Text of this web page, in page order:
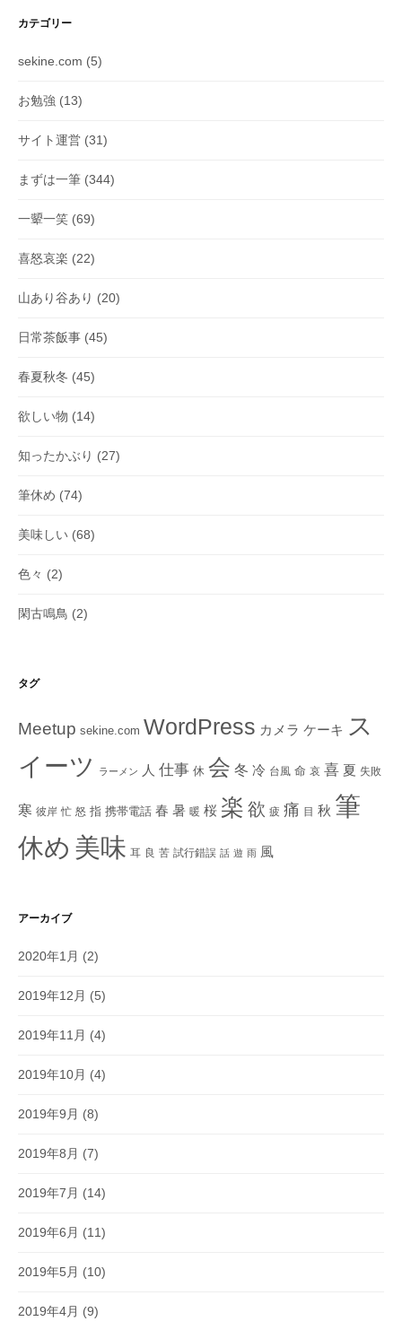
カテゴリー
sekine.com (5)
お勉強 (13)
サイト運営 (31)
まずは一筆 (344)
一顰一笑 (69)
喜怒哀楽 (22)
山あり谷あり (20)
日常茶飯事 (45)
春夏秋冬 (45)
欲しい物 (14)
知ったかぶり (27)
筆休め (74)
美味しい (68)
色々 (2)
閑古鳴鳥 (2)
タグ
Meetup sekine.com WordPress カメラ ケーキ ス
イーツ
ラーメン 人 仕事 休 会 冬 冷 台風 命 哀 喜 夏 失敗
寒 彼岸 忙 怒 指 携帯電話 春 暑 暖 桜 楽 欲 疲 痛 目 秋 筆
休め 美味 耳 良 苦 試行錯誤 話 遊 雨 風
アーカイブ
2020年1月 (2)
2019年12月 (5)
2019年11月 (4)
2019年10月 (4)
2019年9月 (8)
2019年8月 (7)
2019年7月 (14)
2019年6月 (11)
2019年5月 (10)
2019年4月 (9)